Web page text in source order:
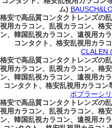
ム)
格安で高品質コンタクトレンズの
視用カラコン、乱視カラコン、格
ン、韓国乱視カラコン、遠視用カ
コンタクト、格安乱視用カラ
CLALEN
格安で高品質コンタクトレンズの
視用カラコン、乱視カラコン、格
ン、韓国乱視カラコン、遠視用カ
コンタクト、格安乱視用カラコ
ポプラーシ
格安で高品質コンタクトレンズの
視用カラコン、乱視カラコン、格
ン、韓国乱視カラコン、遠視用カ